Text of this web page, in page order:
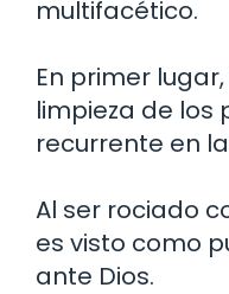
multifacético.
En primer
limpieza de los
recurrente en
Al ser rociado
es visto como
ante Dios.